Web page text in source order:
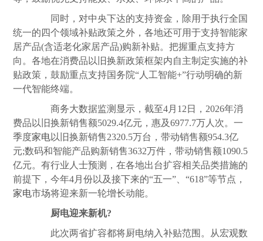
同时，对中央下达的支持资金，除用于执行全国
统一的四个领域补贴政策之外，各地还可用于支持智能家
居产品(含适老化家居产品)购新补贴。把握重点支持方
向。各地在消费品以旧换新政策框架内自主制定实施的补
贴政策，鼓励重点支持国务院“人工智能+”行动明确的新
一代智能终端。
商务大数据监测显示，截至4月12日，2026年消
费品以旧换新销售额5029.4亿元，惠及6977.7万人次。一
季度家电以旧换新销售2320.5万台，带动销售额954.3亿
元;数码和智能产品购新销售3632万件，带动销售额1090.5
亿元。有行业人士预测，在各地出台扩容相关品类措施的
前提下，今年4月份以及接下来的“五一”、“618”等节点，
家电市场将迎来新一轮增长动能。
厨电迎来新机?
此次两省扩容都将厨电纳入补贴范围。从宏观数